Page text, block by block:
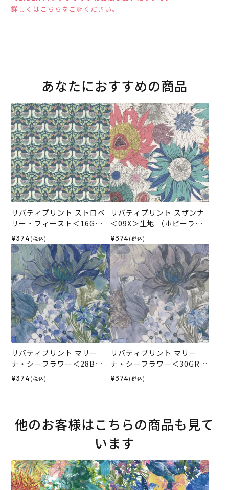
詳しくはこちらをご覧ください。
あなたにおすすめの商品
リバティプリント ストロベ
リー・フィースト＜16G＞
生地 （ホビーラホビーレオ
リジナル）2026SS
¥374 (税込)
リバティプリント スザンナ
＜09X＞生地 （ホビーラホ
ビーレオリジナル）2026SS
¥374 (税込)
リバティプリント マリー
ナ・シーフラワー＜28B＞
生地 （ホビーラホビーレオ
リジナル）2026SS
¥374 (税込)
リバティプリント マリー
ナ・シーフラワー＜30GR＞
生地 （ホビーラホビーレオ
リジナル）2026SS
¥374 (税込)
他のお客様はこちらの商品も見て
います